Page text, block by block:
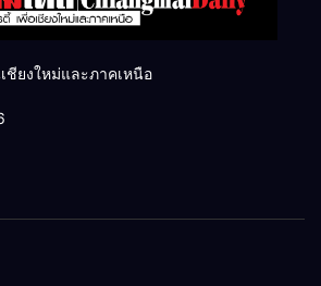
ชียงใหม่และภาคเหนือ